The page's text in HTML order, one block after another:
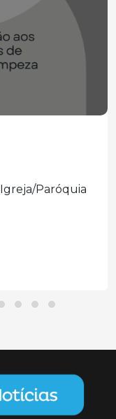
Igreja/Paróquia